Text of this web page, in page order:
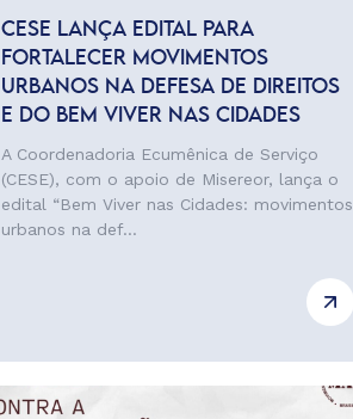
CESE LANÇA EDITAL PARA
FORTALECER MOVIMENTOS
URBANOS NA DEFESA DE DIREITOS
E DO BEM VIVER NAS CIDADES
A Coordenadoria Ecumênica de Serviço
(CESE), com o apoio de Misereor, lança o
edital “Bem Viver nas Cidades: movimentos
urbanos na def...